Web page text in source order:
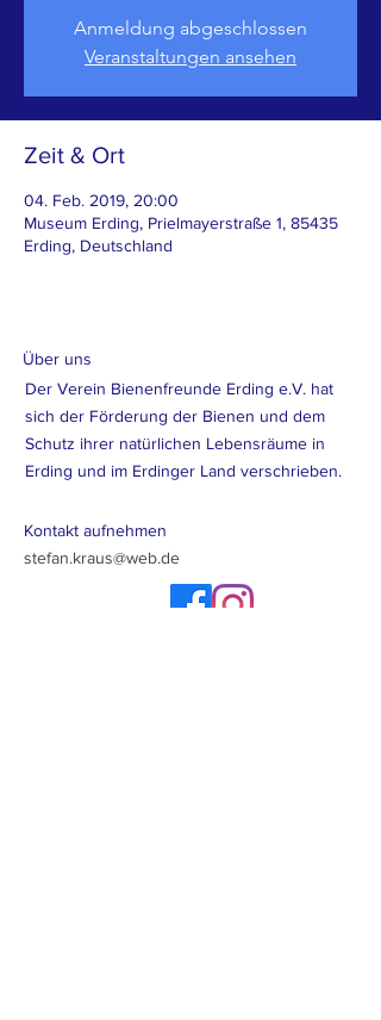
Anmeldung abgeschlossen
Veranstaltungen ansehen
Zeit & Ort
04. Feb. 2019, 20:00
Museum Erding, Prielmayerstraße 1, 85435
Erding, Deutschland
Über uns
Der Verein Bienenfreunde Erding e.V. hat
sich der Förderung der Bienen und dem
Schutz ihrer natürlichen Lebensräume in
Erding und im Erdinger Land verschrieben.
Kontakt aufnehmen
stefan.kraus@web.de